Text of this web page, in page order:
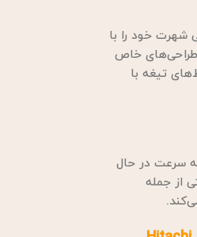
شهرت خود را با
طراحی‌های خاص
تیغه با
سرعت در حال
از جمله